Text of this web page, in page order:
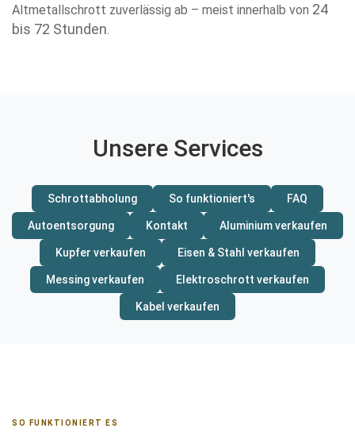
Altmetallschrott zuverlässig ab – meist innerhalb von 24
bis 72 Stunden.
Unsere Services
Schrottabholung So funktioniert's FAQ
Autoentsorgung Kontakt Aluminium verkaufen
Kupfer verkaufen Eisen & Stahl verkaufen
Messing verkaufen Elektroschrott verkaufen
Kabel verkaufen
SO FUNKTIONIERT ES